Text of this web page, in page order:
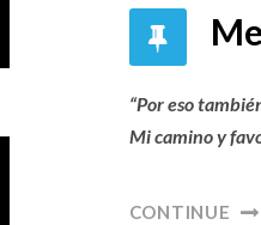
“Por eso
Mi camino y
CONTINUE